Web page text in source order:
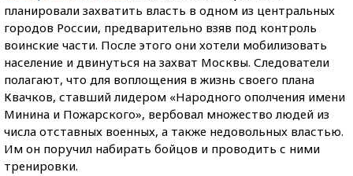
планировали захватить власть в одном из центральных
городов России, предварительно взяв под контроль
воинские части. После этого они хотели мобилизовать
население и двинуться на захват Москвы. Следователи
полагают, что для воплощения в жизнь своего плана
Квачков, ставший лидером «Народного ополчения имени
Минина и Пожарского», вербовал множество людей из
числа отставных военных, а также недовольных властью.
Им он поручил набирать бойцов и проводить с ними
тренировки.